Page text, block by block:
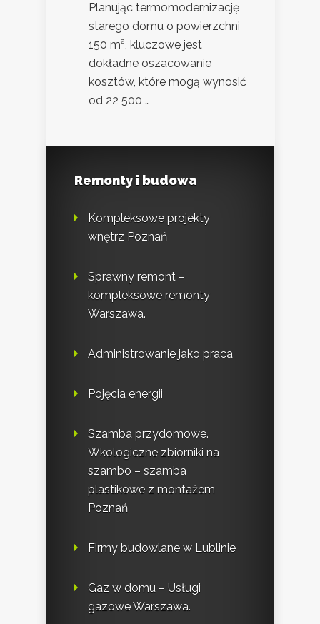
Planując termomodernizację
starego domu o powierzchni
150 m², kluczowe jest
dokładne oszacowanie
kosztów, które mogą wynosić
od 22 500 …
Remonty i budowa
Kompleksowe projekty
wnętrz Poznań
Sprawny remont –
kompleksowe remonty
Warszawa.
Administrowanie jako praca
Pojęcia energii
Szamba przydomowe.
Wkologiczne zbiorniki na
szambo – szamba
plastikowe z montażem
Poznań
Firmy budowlane w Lublinie
Gaz w domu – Usługi
gazowe Warszawa.